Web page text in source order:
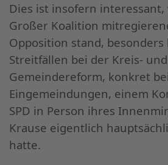
Dies ist insofern
Großer Koalition
Opposition stand,
Streitfällen bei der Kreis- und
Gemeindereform, konkret bei
Eingemeindungen, einem
SPD in Person ihres
Krause eigentlich
hatte.